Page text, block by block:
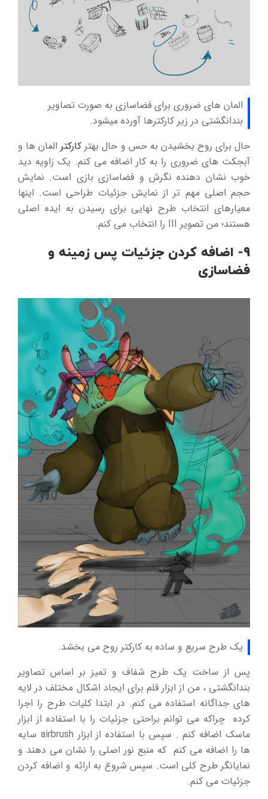
المان های ضروری برای فضاسازی به صورت تصاویر
بندانگشتی در زیر کارکترها آورده میشود.
حال برای روح بخشیدن به حس و حال بهتر کارکترالمان ها و
آبجکت های ضروری را به کار اضافه می کنم. یک زاویه دید
خوب نشان دهنده نگرش و فضاسازی بازی است. نمایش
حجم اصلی مهم تر از نمایش جزئیات طراحی است. اینها
معیارهای انتخاب طرح نهایی برای رسیدن به ایده اصلی
هستند؛ من تصویر III را انتخاب می کنم.
9- اضافه کردن جزئیات پس زمینه و
فضاسازی
یک طرح سریع و ساده به کارکتر روح می بخشد.
پس از ساخت یک طرح شفاف و تمیز بر اساس تصاویر
بندانگشتی ، من از ابزار قلم برای ایجاد اشکال مختلف در لایه
های جداگانه استفاده می کنم. در ابتدا کلیات طرح را اجرا
کرده چراکه می توانم براحتی جزئیات را با استفاده از ابزار
ماسک اضافه کنم . سپس با استفاده از ابزار airbrush سایه
ها را اضافه می کنم که منبع نور اصلی را نشان می دهند و
نمایانگر طرح کلی است. سپس شروع به ارائه و اضافه کردن
جزئیات می کنم.